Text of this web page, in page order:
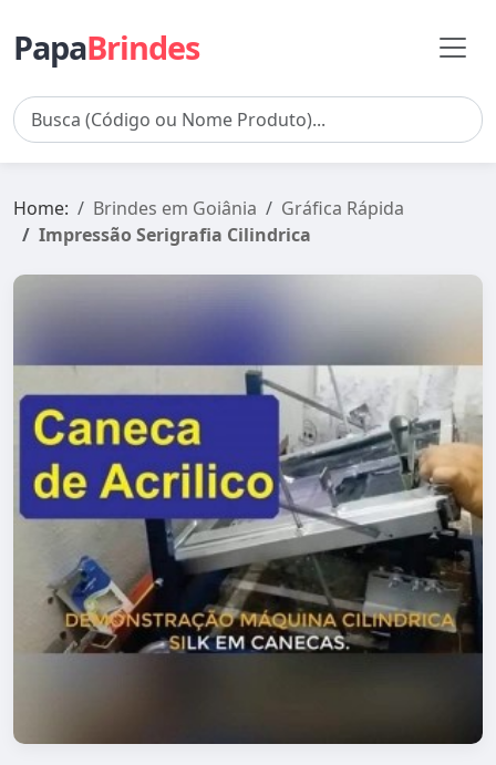
PapaBrindes
Home: Brindes em Goiânia
Gráfica Rápida
Impressão Serigrafia Cilindrica